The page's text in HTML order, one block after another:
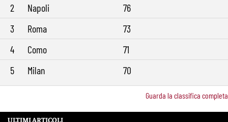
2
Napoli
76
3
Roma
73
4
Como
71
5
Milan 70
Guarda la classifica completa
ULTIMI ARTICOLI